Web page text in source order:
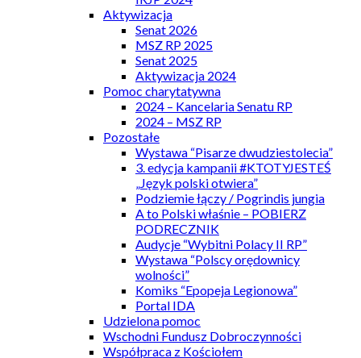
Aktywizacja
Senat 2026
MSZ RP 2025
Senat 2025
Aktywizacja 2024
Pomoc charytatywna
2024 – Kancelaria Senatu RP
2024 – MSZ RP
Pozostałe
Wystawa “Pisarze dwudziestolecia”
3. edycja kampanii #KTOTYJESTEŚ
„Język polski otwiera”
Podziemie łączy / Pogrindis jungia
A to Polski właśnie – POBIERZ
PODRECZNIK
Audycje “Wybitni Polacy II RP”
Wystawa “Polscy orędownicy
wolności”
Komiks “Epopeja Legionowa”
Portal IDA
Udzielona pomoc
Wschodni Fundusz Dobroczynności
Współpraca z Kościołem